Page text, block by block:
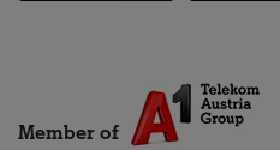
Member of